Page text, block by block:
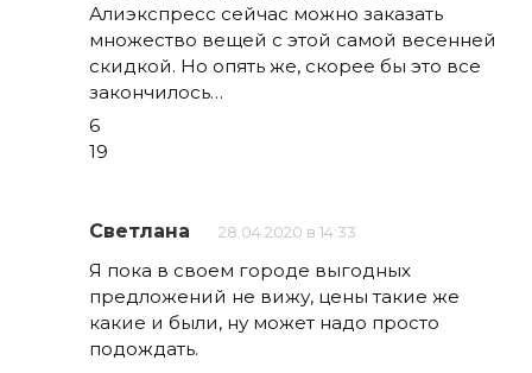
Алиэкспресс сейчас можно заказать
множество вещей с этой самой весенней
скидкой. Но опять же, скорее бы это все
закончилось…
6
19
Светлана 28.04.2020 в 14:33
Я пока в своем городе выгодных
предложений не вижу, цены такие же
какие и были, ну может надо просто
подождать.